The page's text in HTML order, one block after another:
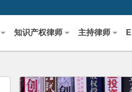
知识产权律师 主持律师